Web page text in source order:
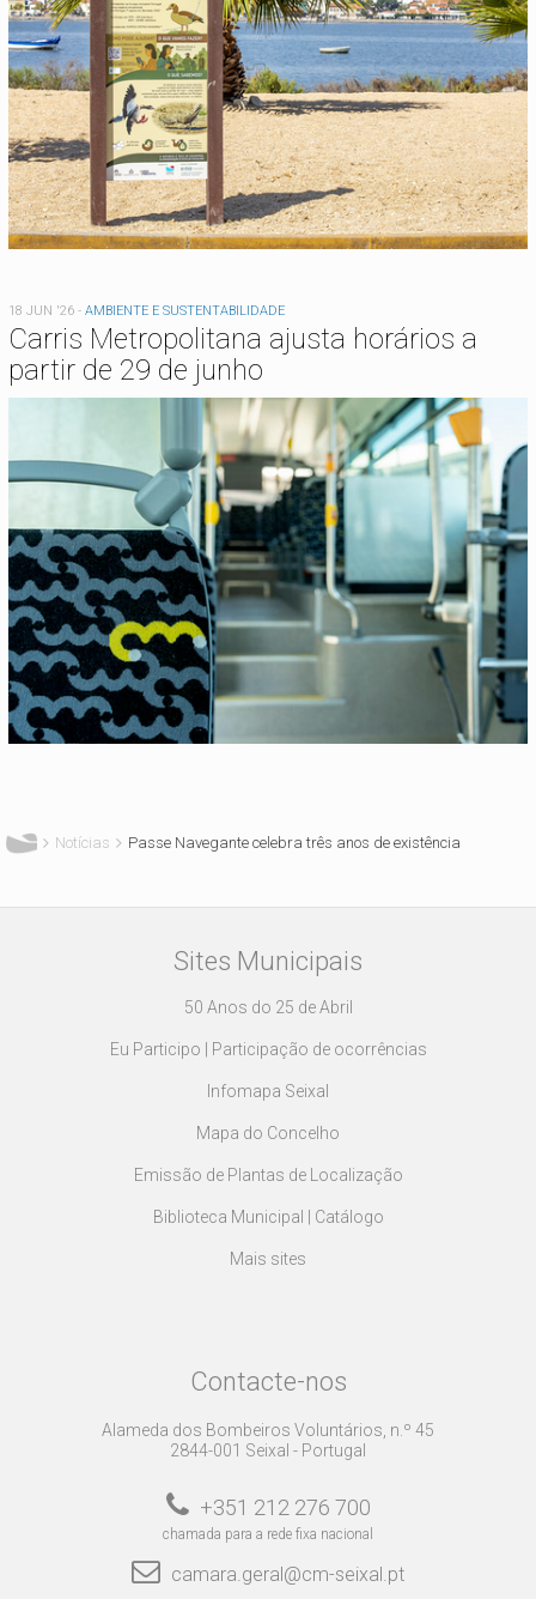
18 JUN '26 - AMBIENTE E SUSTENTABILIDADE
Carris Metropolitana ajusta horários a
partir de 29 de junho
Notícias Passe Navegante celebra três anos de existência
Sites Municipais
50 Anos do 25 de Abril
Eu Participo | Participação de ocorrências
Infomapa Seixal
Mapa do Concelho
Emissão de Plantas de Localização
Biblioteca Municipal | Catálogo
Mais sites
Contacte-nos
Alameda dos Bombeiros Voluntários, n.º 45
2844-001 Seixal - Portugal
+351 212 276 700
chamada para a rede fixa nacional
camara.geral@cm-seixal.pt